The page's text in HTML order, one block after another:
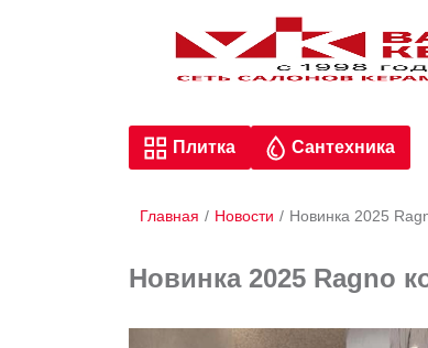
Плитка Сантехника
Главная / Новости / Новинка 2025
Новинка 2025 Ragno